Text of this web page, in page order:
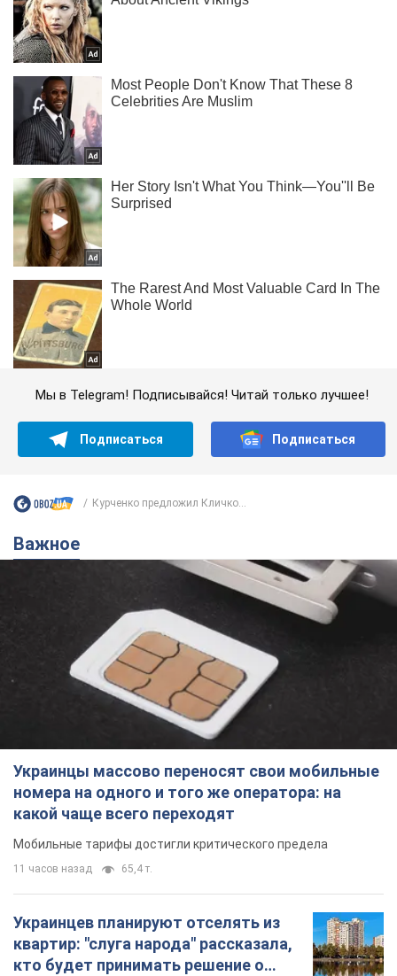
Мы в Telegram! Подписывайся! Читай только лучшее!
Подписаться Подписаться
Курченко предложил Кличко...
Важное
Украинцы массово переносят свои мобильные
номера на одного и того же оператора: на
какой чаще всего переходят
Мобильные тарифы достигли критического предела
11 часов назад 65,4 т.
Украинцев планируют отселять из
квартир: "слуга народа" рассказала,
кто будет принимать решение о